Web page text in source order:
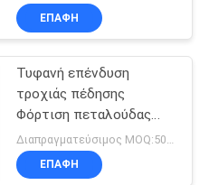
αλεξίπτωτου
ΕΠΑΦΉ
Τυφανή επένδυση
τροχιάς πέδησης
Φόρτιση πεταλούδας
πέδησης με πεταλούδα
πεταλούδας πέδησης
από χαλκό αμίαντου
ΕΠΑΦΉ